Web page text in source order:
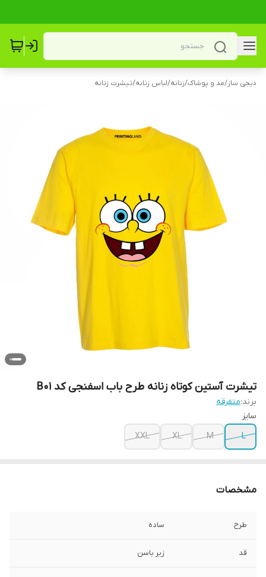
دیجی ساز/مد و پوشاک/زنانه/لباس زنانه/تیشرت زنانه
تیشرت آستین کوتاه زنانه طرح باب اسفنجی کد B01
برند:متفرقه
سایز
L
M
XL
XXL
مشخصات
طرح ساده
قد زیر باسن